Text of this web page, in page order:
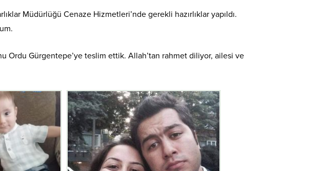
Müdürlüğü Cenaze Hizmetleri’nde gerekli hazırlıklar yapıldı.
Ordu Gürgentepe’ye teslim ettik. Allah’tan rahmet diliyor, ailesi ve